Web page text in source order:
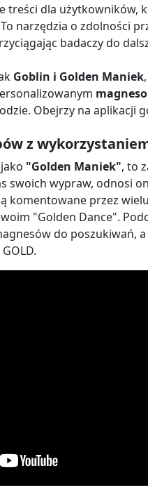
treści dla użytkowników,
narzędzia o zdolności
badaczy do
Goblin i Golden Maniek
Obejrzy na aplikacji
z
"Golden Maniek", to
swoich wypraw, odnosi
komentowane przez
"Golden Dance".
do poszukiwań,